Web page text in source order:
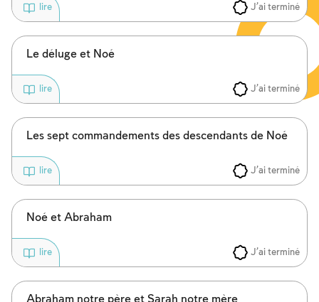
J'ai terminé
lire
Le déluge et Noé
J'ai terminé
lire
Les sept commandements des descendants de Noé
J'ai terminé
lire
Noé et Abraham
J'ai terminé
lire
Abraham notre père et Sarah notre mère